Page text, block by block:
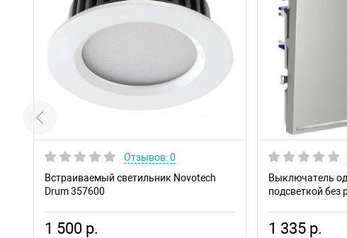
Отзывов: 0
Встраиваемый светильник Novotech
Drum 357600
1 500 р.
Выключатель
подсветкой без
1 335 р.